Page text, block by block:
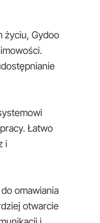
życiu, Gydoo
Łatwo
i
omawiania
otwarcie